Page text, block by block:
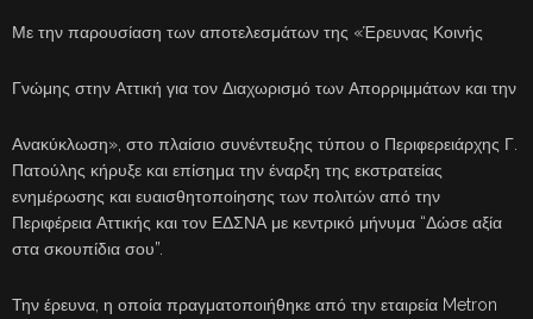
Με την παρουσίαση των αποτελεσμάτων της «Έρευνας Κοινής
Γνώμης στην Αττική για τον Διαχωρισμό των Απορριμμάτων και την
Ανακύκλωση», στο πλαίσιο συνέντευξης τύπου ο Περιφερειάρχης Γ.
Πατούλης κήρυξε και επίσημα την έναρξη της εκστρατείας
ενημέρωσης και ευαισθητοποίησης των πολιτών από την
Περιφέρεια Αττικής και τον ΕΔΣΝΑ με κεντρικό μήνυμα “Δώσε αξία
στα σκουπίδια σου”.
Την έρευνα, η οποία πραγματοποιήθηκε από την εταιρεία Metron